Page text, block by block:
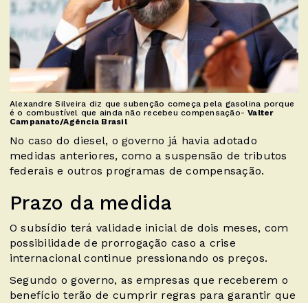
Alexandre Silveira diz que subenção começa pela gasolina porque
é o combustível que ainda não recebeu compensação-Valter
Campanato/Agência Brasil
No caso do diesel, o governo já havia adotado
medidas anteriores, como a suspensão de tributos
federais e outros programas de compensação.
Prazo da medida
O subsídio terá validade inicial de dois meses, com
possibilidade de prorrogação caso a crise
internacional continue pressionando os preços.
Segundo o governo, as empresas que receberem o
benefício terão de cumprir regras para garantir que